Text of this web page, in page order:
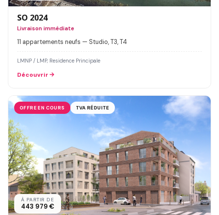
SO 2024
Livraison immédiate
11 appartements neufs — Studio, T3, T4
LMNP / LMP, Residence Principale
Découvrir
OFFRE EN COURS TVA RÉDUITE
À PARTIR DE
443 979 €